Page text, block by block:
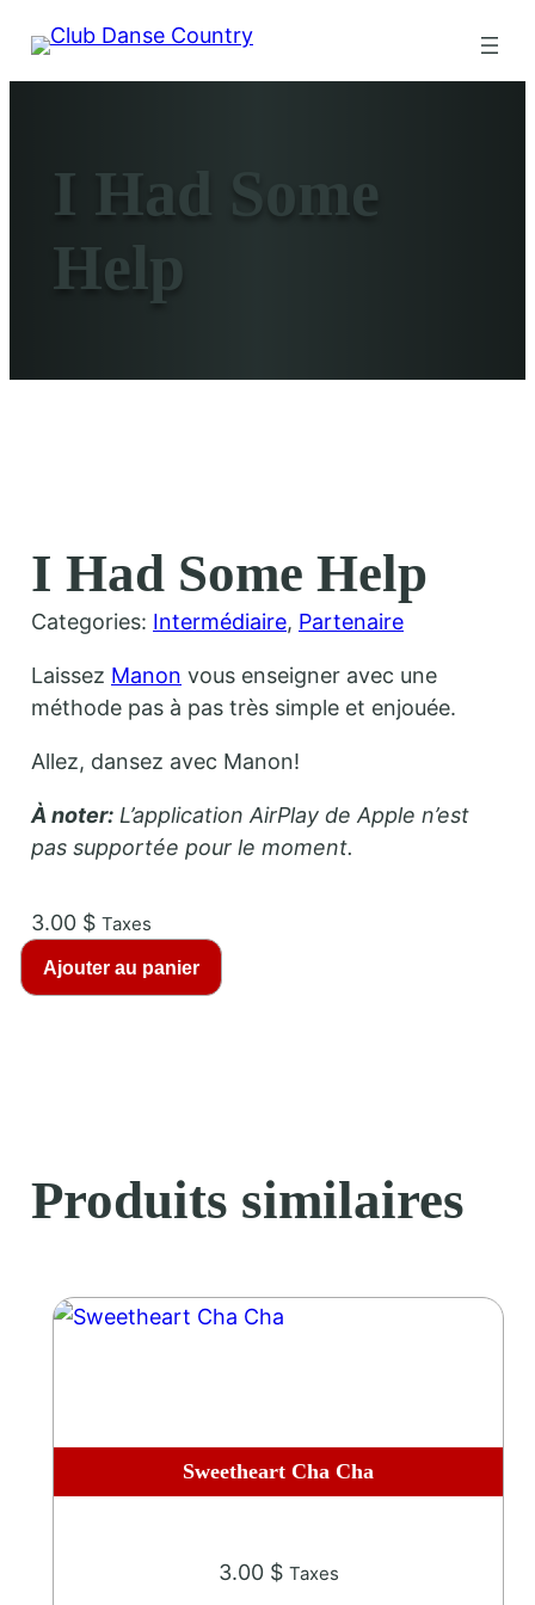
I Had Some
Help
I Had Some Help
Categories: Intermédiaire, Partenaire
Laissez Manon vous enseigner avec une
méthode pas à pas très simple et enjouée.
Allez, dansez avec Manon!
À noter: L’application AirPlay de Apple n’est
pas supportée pour le moment.
3.00 $ Taxes
é
d
Ajouter au panier
Produits similaires
Sweetheart Cha Cha
3.00 $ Taxes